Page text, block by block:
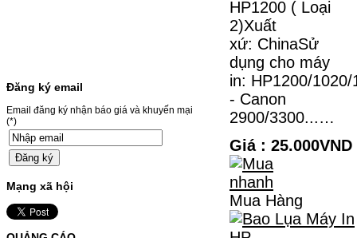
thường xuyên thay…
Chọn mua
MỰC NẠP MÀU 119A CHO
DÒNG MÁY HP COLOR
LASER 150A/178NW
MỰC NẠP MÀU 119A CHO DÒNG MÁY HP
Đăng ký email
Email đăng ký nhận báo giá và khuyến mại
(*)
Mạng xã hội
HP1200 ( Loại
2)Xuất
xứ: ChinaSử
dụng cho máy
in: HP1200/
- Canon
2900/3300...…
Giá : 25.000VND
Mua Hàng